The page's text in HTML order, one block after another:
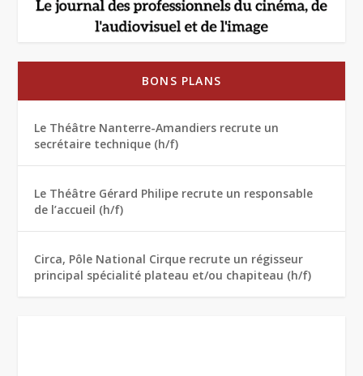
BONS PLANS
Le Théâtre Nanterre-Amandiers recrute un
secrétaire technique (h/f)
Le Théâtre Gérard Philipe recrute un responsable
de l’accueil (h/f)
Circa, Pôle National Cirque recrute un régisseur
principal spécialité plateau et/ou chapiteau (h/f)